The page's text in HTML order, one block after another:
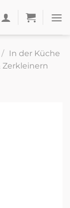
/
In der Küche
Zerkleinern